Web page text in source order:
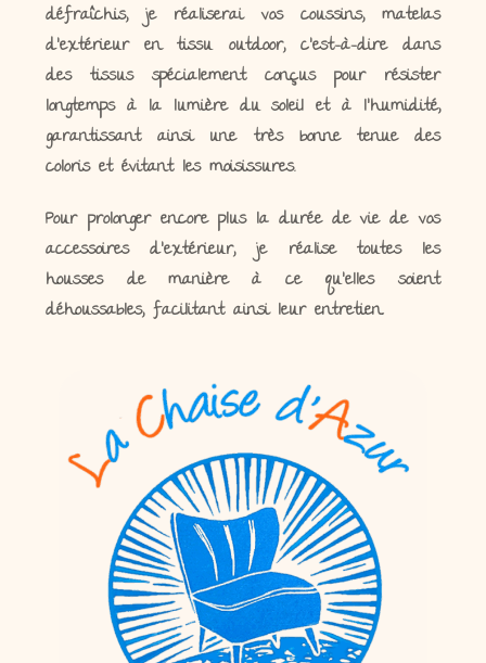
défraîchis, je réaliserai vos coussins, matelas
d’extérieur en tissu outdoor, c’est-à-dire dans
des tissus spécialement conçus pour résister
longtemps à la lumière du soleil et à l’humidité,
garantissant ainsi une très bonne tenue des
coloris et évitant les moisissures.
Pour prolonger encore plus la durée de vie de vos
accessoires d’extérieur, je réalise toutes les
housses de manière à ce qu’elles soient
déhoussables, facilitant ainsi leur entretien.